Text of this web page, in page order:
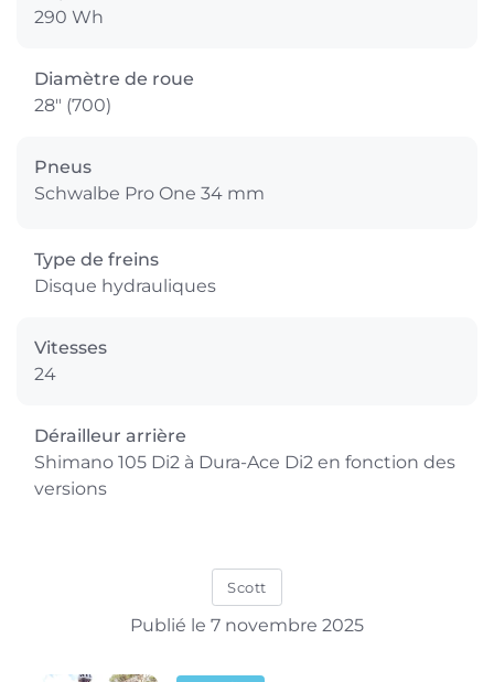
290 Wh
Diamètre de roue
28" (700)
Pneus
Schwalbe Pro One 34 mm
Type de freins
Disque hydrauliques
Vitesses
24
Dérailleur arrière
Shimano 105 Di2 à Dura-Ace Di2 en fonction des
versions
Scott
Publié le 7 novembre 2025